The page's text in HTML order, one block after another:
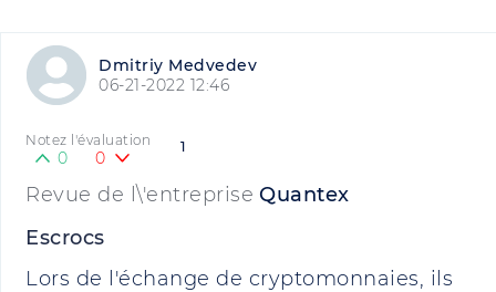
Dmitriy Medvedev
06-21-2022 12:46
1
Notez l'évaluation
0 0
Revue de l\'entreprise Quantex
Escrocs
Lors de l'échange de cryptomonnaies, ils